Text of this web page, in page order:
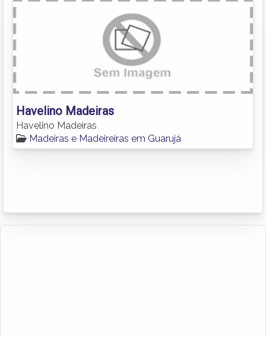
Havelino Madeiras
Havelino Madeiras
Madeiras e Madeireiras em Guarujá